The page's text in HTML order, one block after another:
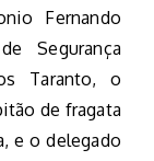
Fernando
Segurança
Taranto, o
de fragata
e o delegado